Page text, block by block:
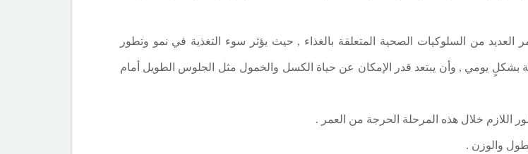
من السلوكيات الصحية المتعلقة بالغذاء , حيث يؤثر سوء التغذية في نمو وتطور
بشكلٍ يومي , وأن يبتعد قدر الإمكان عن حياة الكسل والخمول مثل الجلوس الطويل أمام
اللازم خلال هذه المرحلة الحرجة من العمر .
والوزن .